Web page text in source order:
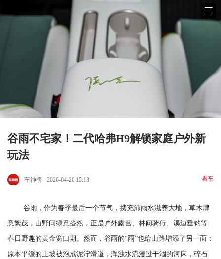
谷雨不宅家！二代哈弗H9解锁家庭户外新
玩法
车神榜 2026-04-20 15:13 看车
谷雨，作为春季最后一个节气，携充沛雨水滋养大地，草木肆
意繁茂，山野间绿意盎然，正是户外露营、林间骑行、溪边垂钓等
春日野趣的黄金窗口期。然而，谷雨的“雨”也给山路增添了另一面：
原本平缓的土坡被泡成泥泞滑道，浑浊水流漫过干涸的河床，碎石